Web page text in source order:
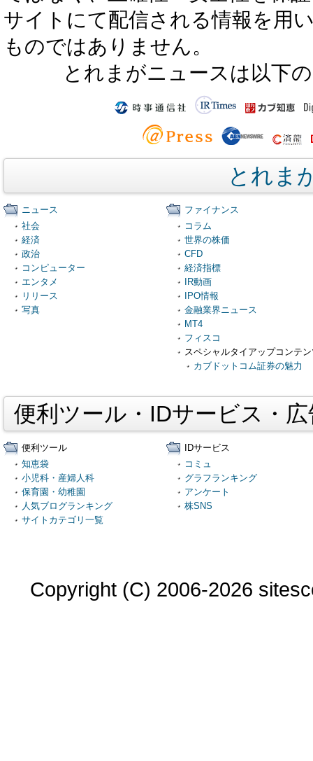
サイトにて配信される情報を用
ものではありません。
とれまがニュースは以下
とれま
ニュース
社会
経済
政治
コンピューター
エンタメ
リリース
写真
ファイナンス
コラム
世界の株価
CFD
経済指標
IR動画
IPO情報
金融業界ニュース
MT4
フィスコ
スペシャルタイアップコンテ
カブドットコム証券の魅力
便利ツール・IDサービス・
便利ツール
知恵袋
小児科・産婦人科
保育園・幼稚園
人気ブログランキング
サイトカテゴリ一覧
IDサービス
コミュ
グラフランキング
アンケート
株SNS
Copyright (C) 2006-2026